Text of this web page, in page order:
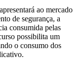
ao mercado
de segurança, a
consumida pelas
possibilita um
o consumo dos